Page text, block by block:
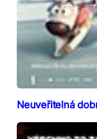
Neuveřitelná